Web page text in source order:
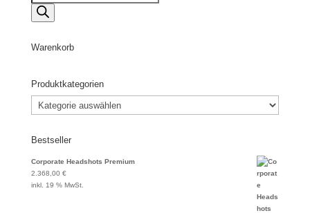
search
Warenkorb
Produktkategorien
Bestseller
Corporate Headshots Premium
2.368,00 €
inkl. 19 % MwSt.